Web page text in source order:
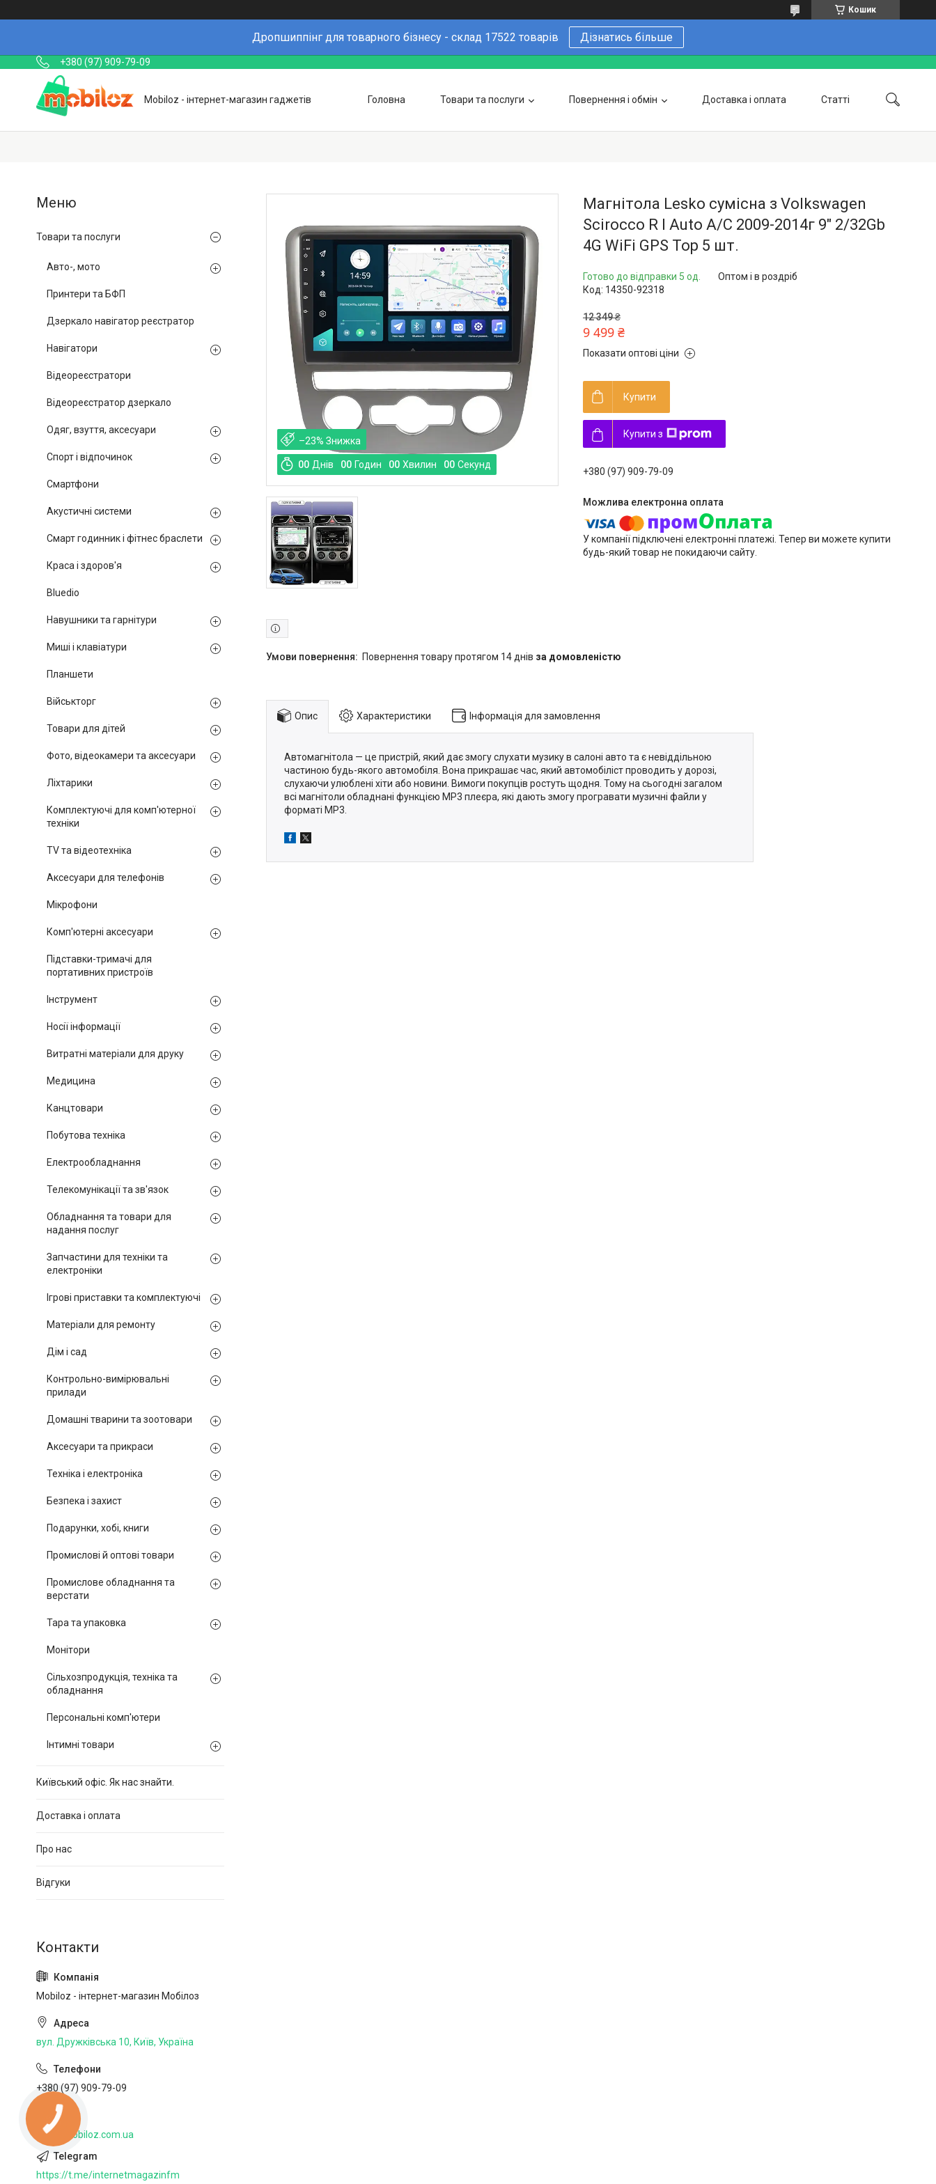
Кошик
Дропшиппінг для товарного бізнесу - склад 17522 товарів Дізнатись більше
+380 (97) 909-79-09
Mobiloz - інтернет-магазин гаджетів Головна Товари та послуги Повернення і обмін Доставка і оплата Статті
Оптовим покупцям Напишіть нам в Telegram Фотогалерея
–23%
00 Днів 00 Годин 00 Хвилин 00 Секунд
Магнітола Lesko сумісна з Volkswagen
Scirocco R I Auto A/C 2009-2014г 9" 2/32Gb
4G WiFi GPS Top 5 шт.
Готово до відправки 5 од.
Оптом і в роздріб
Код: 14350-92318
12 349 ₴
9 499 ₴
Показати оптові ціни
Купити
Купити з
+380 (97) 909-79-09
У компанії підключені електронні платежі. Тепер ви можете купити
будь-який товар не покидаючи сайту.
повернення товару протягом 14 днів за домовленістю
Опис Характеристики Інформація для замовлення
Автомагнітола — це пристрій, який дає змогу слухати музику в салоні авто та є невіддільною
частиною будь-якого автомобіля. Вона прикрашає час, який автомобіліст проводить у дорозі,
слухаючи улюблені хіти або новини. Вимоги покупців ростуть щодня. Тому на сьогодні загалом
всі магнітоли обладнані функцією MP3 плеєра, які дають змогу програвати музичні файли у
форматі MP3.
Товари та послуги
Авто-, мото
Принтери та БФП
Дзеркало навігатор реєстратор
Навігатори
Відеореєстратори
Відеореєстратор дзеркало
Одяг, взуття, аксесуари
Спорт і відпочинок
Смартфони
Акустичні системи
Смарт годинник і фітнес браслети
Краса і здоров'я
Bluedio
Навушники та гарнітури
Миші і клавіатури
Планшети
Військторг
Товари для дітей
Фото, відеокамери та аксесуари
Ліхтарики
Комплектуючі для комп'ютерної
техніки
TV та відеотехніка
Аксесуари для телефонів
Мікрофони
Комп'ютерні аксесуари
Підставки-тримачі для
портативних пристроїв
Інструмент
Носії інформації
Витратні матеріали для друку
Медицина
Канцтовари
Побутова техніка
Електрообладнання
Телекомунікації та зв'язок
Обладнання та товари для
надання послуг
Запчастини для техніки та
електроніки
Ігрові приставки та комплектуючі
Матеріали для ремонту
Дім і сад
Контрольно-вимірювальні
прилади
Домашні тварини та зоотовари
Аксесуари та прикраси
Техніка і електроніка
Безпека і захист
Подарунки, хобі, книги
Промислові й оптові товари
Промислове обладнання та
верстати
Тара та упаковка
Монітори
Сільхозпродукція, техніка та
обладнання
Персональні комп'ютери
Інтимні товари
Київський офіс. Як нас знайти.
Доставка і оплата
Про нас
Відгуки
Mobiloz - інтернет-магазин Мобілоз
вул. Дружківська 10, Київ, Україна
+380 (97) 909-79-09
http://mobiloz.com.ua
https://t.me/internetmagazinfm